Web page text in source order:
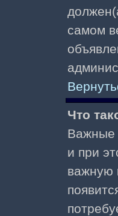
самом
Что
Важные
и при
важную